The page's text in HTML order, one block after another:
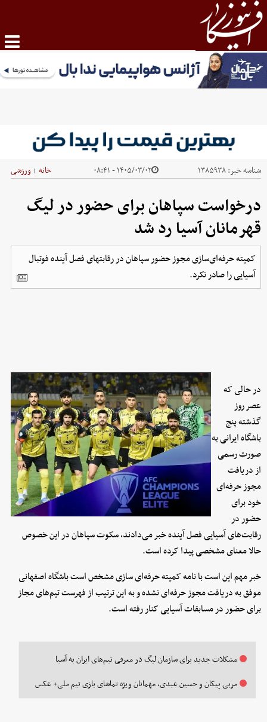
شناسه خبر:۱۳۸۵۹۳۸ ۱۴۰۵/۰۳/۰۲ - ۰۸:۴۱ خانه | ورزشی
درخواست سپاهان برای حضور در لیگ
قهرمانان آسیا رد شد
کمیته حرفه‌ای‌سازی مجوز حضور سپاهان در رقابتهای فصل آینده فوتبال
آسیایی را صادر نکرد.
در حالی که
عصر روز
گذشته پنج
باشگاه ایرانی به
صورت رسمی
از دریافت
مجوز حرفه‌ای
خود برای
حضور در
رقابت‌های آسیایی فصل آینده خبر می‌دادند، سکوت سپاهان در این خصوص
حالا معنای مشخصی پیدا کرده است.
خبر مهم این است با نامه کمیته حرفه‌ای سازی مشخص است باشگاه اصفهانی
موفق به دریافت مجوز حرفه‌ای نشده و به این ترتیب از فهرست تیم‌های مجاز
برای حضور در مسابقات آسیایی کنار رفته است.
مشکلات جدید برای سازمان لیگ در معرفی تیم‌های ایران به آسیا
مربی پیکان و حسین عبدی، مهمانان ویژه تماشای بازی تیم ملی+ عکس